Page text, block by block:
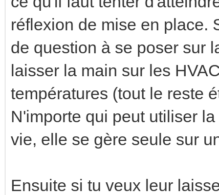
réflexion de mise en place.
de question à se poser sur
laisser la main sur les
températures (tout le reste
N'importe qui peut utiliser
vie, elle se gère seule sur
Ensuite si tu veux leur